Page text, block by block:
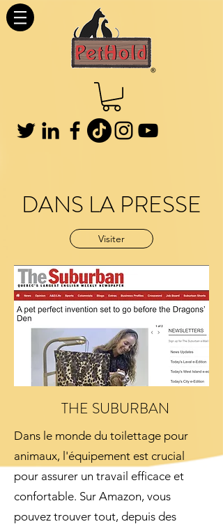
Visiter
THE SUBURBAN
Dans le monde du toilettage pour
animaux, l'équipement est crucial
pour assurer un travail efficace et
confortable. Sur Amazon, vous
pouvez trouver tout, depuis des
DANS LA PRESSE